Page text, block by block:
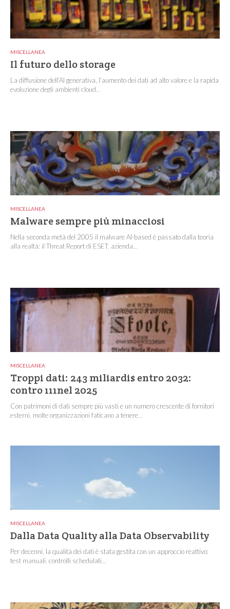
MISCELLANEA
Il futuro dello storage
La diffusione dell’AI generativa, l’aumento dei dati ad alto valore e la rapida
evoluzione degli ambienti cloud...
MISCELLANEA
Malware sempre più minacciosi
Nella seconda metà del 2005 il malware AI-based è passato dalla teoria
alla realtà: il Threat Report di ESET, azienda...
MISCELLANEA
Troppi dati: 243 miliardi$ entro 2032:
contro 111nel 2025
Con patrimoni di dati sempre più vasti e un numero crescente di fornitori
esterni, molte organizzazioni faticano a tenere...
MISCELLANEA
Dalla Data Quality alla Data Observability
Per decenni, la qualità dei dati è stata gestita con un approccio reattivo:
test manuali, controlli schedulati...